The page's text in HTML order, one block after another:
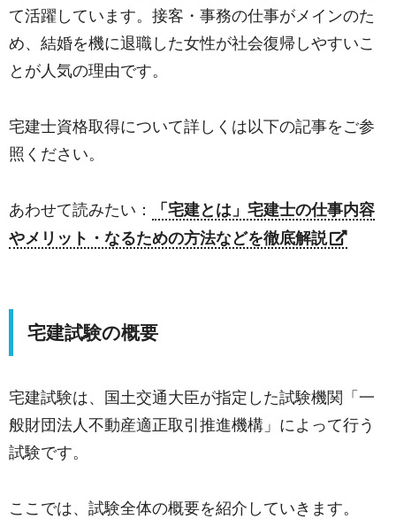
て活躍しています。接客・事務の仕事がメインのた
め、結婚を機に退職した女性が社会復帰しやすいこ
とが人気の理由です。
宅建士資格取得について詳しくは以下の記事をご参
照ください。
あわせて読みたい：
「宅建とは」宅建士の仕事内容
やメリット・なるための方法などを徹底解説
宅建試験の概要
宅建試験は、国土交通大臣が指定した試験機関「一
般財団法人不動産適正取引推進機構」によって行う
試験です。
ここでは、試験全体の概要を紹介していきます。